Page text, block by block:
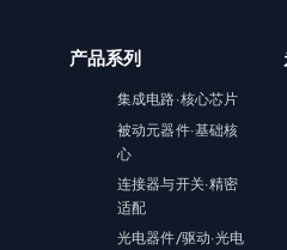
产品系列
集成电路·核心芯片
被动元器件·基础核
心
连接器与开关·精密
适配
光电器件/驱动·光电